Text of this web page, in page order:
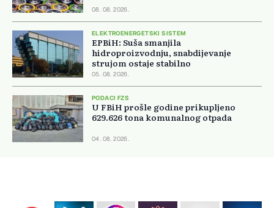
08. 08. 2026.
ELEKTROENERGETSKI SISTEM
EPBiH: Suša smanjila
hidroproizvodnju, snabdijevanje
strujom ostaje stabilno
05. 08. 2026.
PODACI FZS
U FBiH prošle godine prikupljeno
629.626 tona komunalnog otpada
04. 08. 2026.